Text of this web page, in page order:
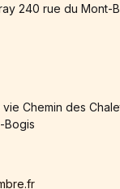
240 rue du Mont-
Chemin des
Bogis